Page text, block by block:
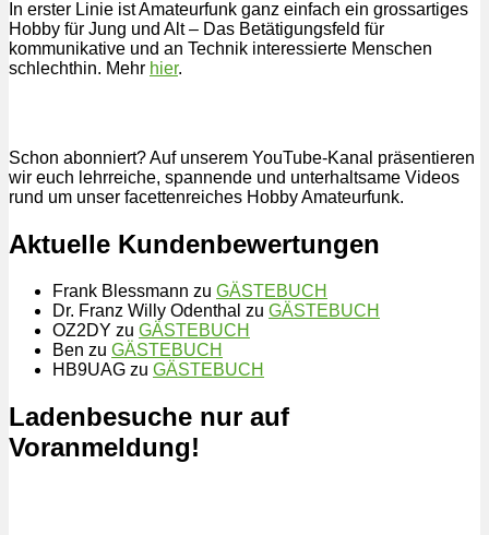
In erster Linie ist Amateurfunk ganz einfach ein grossartiges
Hobby für Jung und Alt – Das Betätigungsfeld für
kommunikative und an Technik interessierte Menschen
schlechthin. Mehr hier.
Schon abonniert? Auf unserem YouTube-Kanal präsentieren
wir euch lehrreiche, spannende und unterhaltsame Videos
rund um unser facettenreiches Hobby Amateurfunk.
Aktuelle Kundenbewertungen
Frank Blessmann zu GÄSTEBUCH
Dr. Franz Willy Odenthal zu GÄSTEBUCH
OZ2DY zu GÄSTEBUCH
Ben zu GÄSTEBUCH
HB9UAG zu GÄSTEBUCH
Ladenbesuche nur auf
Voranmeldung!